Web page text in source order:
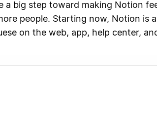
a big step toward making Notion
people. Starting now, Notion is
on the web, app, help center,